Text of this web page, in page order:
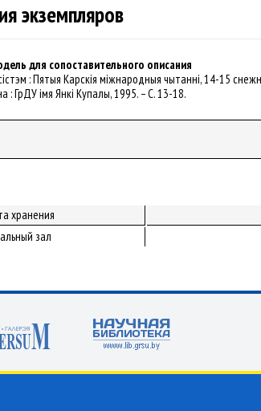
экземпляров
для сопоставительного описания
: Пятыя Карскія міжнародныя чытанні, 14-15
: ГрДУ імя Янкі Купалы, 1995. – С. 13-18.
хранения
зал